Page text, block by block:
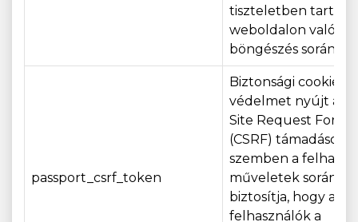
tiszteletben tartsák
weboldalon való
böngészés során.
passport_csrf_token
Biztonsági cookie,
védelmet nyújt a
Site Request
(CSRF)
szemben a
műveletek során, és
biztosítja, hogy a
felhasználók a